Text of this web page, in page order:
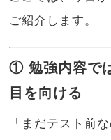
ご紹介します。
① 勉強内容で
目を向ける
「まだテスト前